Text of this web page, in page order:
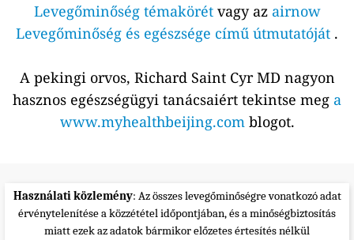
Levegőminőség témakörétvagy az airnow
Levegőminőség és egészsége című útmutatóját .
A pekingi orvos, Richard Saint Cyr MD nagyon
hasznos egészségügyi tanácsaiért tekintse meg a
www.myhealthbeijing.comblogot.
Használati közlemény: Az összes levegőminőségre vonatkozó adat
érvénytelenítése a közzététel időpontjában, és a minőségbiztosítás
miatt ezek az adatok bármikor előzetes értesítés nélkül